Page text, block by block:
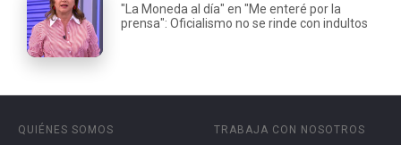
"La Moneda al día" en "Me enteré por la
prensa": Oficialismo no se rinde con indultos
QUIÉNES SOMOS
TRABAJA CON NOSOTROS